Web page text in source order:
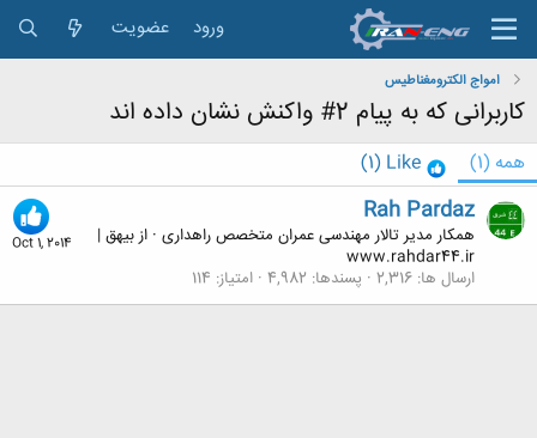
ورود عضویت
امواج الکترومغناطیس
کاربرانی که به پیام 2# واکنش نشان داده اند
همه (1)
Like
(1)
Oct 1, 2014
Rah Pardaz
همکار مدیر تالار مهندسی عمران متخصص راهداری · ازبیهق |
www.rahdar44.ir
ارسال ها 2,316 پسندها 4,982 امتیاز 114